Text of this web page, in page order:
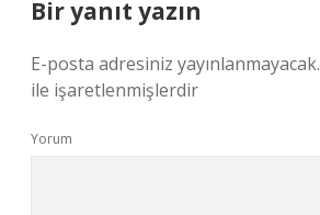
Bir yanıt yazın
E-posta adresiniz yayınlanmayacak.
ile işaretlenmişlerdir
Yorum